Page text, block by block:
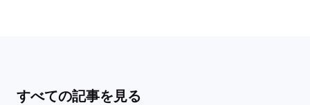
すべての記事を見る